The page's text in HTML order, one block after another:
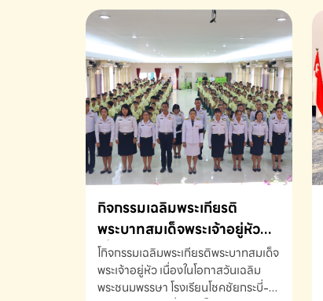
กิจกรรมเฉลิมพระเกียรติ
พระบาทสมเด็จพระเจ้าอยู่หัว
เนื่องในโอกาสวันเฉลิม
พระชนมพรรษา
โกิจกรรมเฉลิมพระเกียรติพระบาทสมเด็จ
พระเจ้าอยู่หัว เนื่องในโอกาสวันเฉลิม
พระชนมพรรษา โรงเรียนโชคชัยกระบี่-